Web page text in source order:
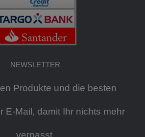
NEWSLETTER
Produkte und die besten
E-Mail, damit Ihr nichts mehr
verpasst.